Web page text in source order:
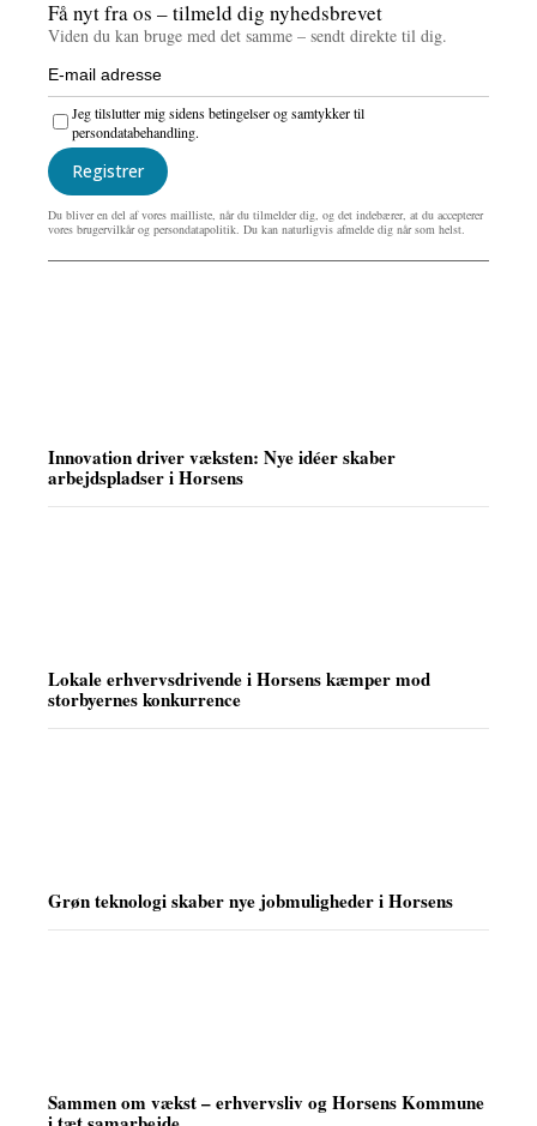
Innovation driver væksten: Nye idéer skaber
arbejdspladser i Horsens
Lokale erhvervsdrivende i Horsens kæmper mod
storbyernes konkurrence
Grøn teknologi skaber nye jobmuligheder i Horsens
Sammen om vækst – erhvervsliv og Horsens Kommune
Få nyt fra os – tilmeld dig nyhedsbrevet
Viden du kan bruge med det samme – sendt direkte til dig.
Registrer
Jeg tilslutter mig sidens betingelser og samtykker til
persondatabehandling.
Du bliver en del af vores mailliste, når du tilmelder dig, og det indebærer, at du accepterer
vores brugervilkår og persondatapolitik. Du kan naturligvis afmelde dig når som helst.